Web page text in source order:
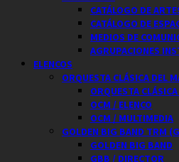
CATÁLOGO DE
CATÁLOGO DE
MEDIOS DE
AGRUPACIONES
ELENCOS
ORQUESTA CLÁSICA DEL
ORQUESTA
OCM / ELENCO
OCM / MULTIMEDIA
GOLDEN BIG BAND TRM
GOLDEN BIG BAND
GBB / DIRECTOR